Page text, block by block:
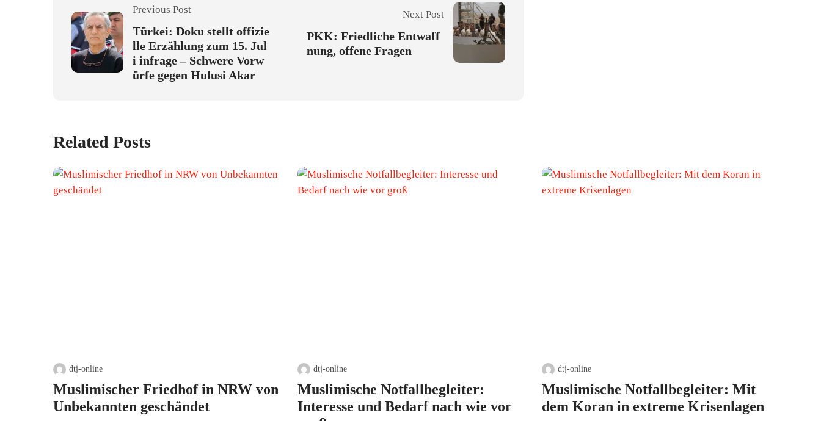
Previous Post
Türkei: Doku stellt offizie
lle Erzählung zum 15. Jul
i infrage – Schwere Vorw
ürfe gegen Hulusi Akar
Next Post
PKK: Friedliche Entwaff
nung, offene Fragen
Related Posts
dtj-online
Muslimischer Friedhof in NRW von
Unbekannten geschändet
dtj-online
Muslimische Notfallbegleiter:
Interesse und Bedarf nach wie vor
dtj-online
Muslimische Notfallbegleiter: Mit
dem Koran in extreme Krisenlagen